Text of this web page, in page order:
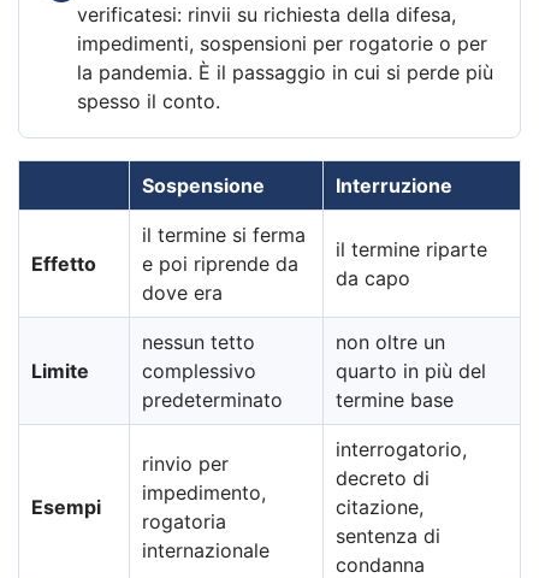
verificatesi: rinvii su richiesta della difesa,
impedimenti, sospensioni per rogatorie o per
la pandemia. È il passaggio in cui si perde più
spesso il conto.
Sospensione Interruzione
Effetto
il termine si ferma
e poi riprende da
dove era
il termine riparte
da capo
Limite
nessun tetto
complessivo
predeterminato
non oltre un
quarto in più del
termine base
Esempi
rinvio per
impedimento,
rogatoria
internazionale
interrogatorio,
decreto di
citazione,
sentenza di
condanna